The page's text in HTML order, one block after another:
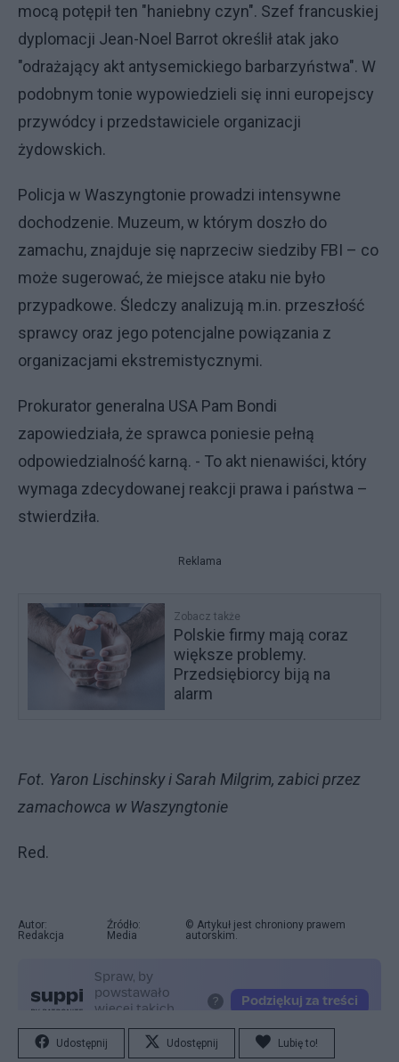
mocą potępił ten "haniebny czyn". Szef francuskiej
dyplomacji Jean-Noel Barrot określił atak jako
"odrażający akt antysemickiego barbarzyństwa". W
podobnym tonie wypowiedzieli się inni europejscy
przywódcy i przedstawiciele organizacji
żydowskich.
Policja w Waszyngtonie prowadzi intensywne
dochodzenie. Muzeum, w którym doszło do
zamachu, znajduje się naprzeciw siedziby FBI – co
może sugerować, że miejsce ataku nie było
przypadkowe. Śledczy analizują m.in. przeszłość
sprawcy oraz jego potencjalne powiązania z
organizacjami ekstremistycznymi.
Prokurator generalna USA Pam Bondi
zapowiedziała, że sprawca poniesie pełną
odpowiedzialność karną. - To akt nienawiści, który
wymaga zdecydowanej reakcji prawa i państwa –
stwierdziła.
Reklama
Zobacz także
Polskie firmy mają coraz
większe problemy.
Przedsiębiorcy biją na
alarm
Fot. Yaron Lischinsky i Sarah Milgrim, zabici przez
zamachowca w Waszyngtonie
Red.
Autor:
Redakcja
Źródło:
Media
© Artykuł jest chroniony prawem
autorskim.
Udostępnij Udostępnij Lubię to!